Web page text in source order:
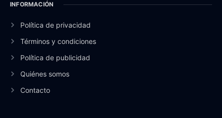
INFORMACIÓN
Política de privacidad
Términos y condiciones
Política de publicidad
Quiénes somos
Contacto